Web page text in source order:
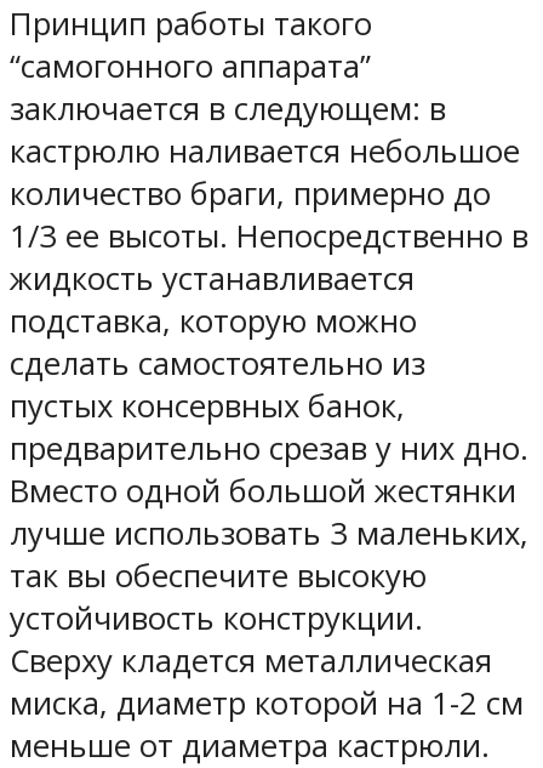
Принцип работы такого
“самогонного аппарата”
заключается в следующем: в
кастрюлю наливается небольшое
количество браги, примерно до
1/3 ее высоты. Непосредственно в
жидкость устанавливается
подставка, которую можно
сделать самостоятельно из
пустых консервных банок,
предварительно срезав у них дно.
Вместо одной большой жестянки
лучше использовать 3 маленьких,
так вы обеспечите высокую
устойчивость конструкции.
Сверху кладется металлическая
миска, диаметр которой на 1-2 см
меньше от диаметра кастрюли.